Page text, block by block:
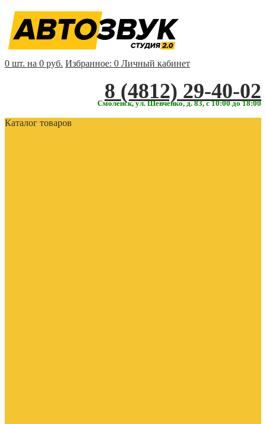
0 шт. на 0 руб. Избранное: 0 Личный кабинет
‎‎8 (4812) 29-40-02
Смоленск, ул. Шевченко, д. 83, с 10:00 до 18:00
Каталог товаров